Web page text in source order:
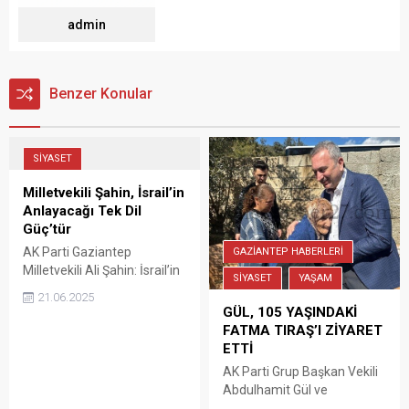
admin
Benzer Konular
SİYASET
Milletvekili Şahin, İsrail’in
Anlayacağı Tek Dil
Güç’tür
AK Parti Gaziantep
Milletvekili Ali Şahin: İsrail’in
Anlayacağı Tek Dil “Güç”tür
Demir Kubbe Yıkılıp Yerine
21.06.2025
GAZİANTEP HABERLERİ
SİYASET YAŞAM
GÜL, 105 YAŞINDAKİ
FATMA TIRAŞ’I ZİYARET
ETTİ
AK Parti Grup Başkan Vekili
Abdulhamit Gül ve